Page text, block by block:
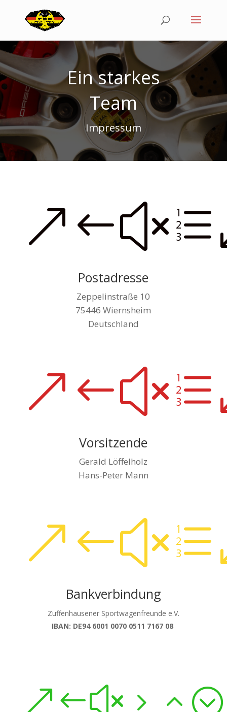
Ein starkes
Team
Impressum
Postadresse
Zeppelinstraße 10
75446 Wiernsheim
Deutschland
Vorsitzende
Gerald Löffelholz
Hans-Peter Mann
Bankverbindung
Zuffenhausener Sportwagenfreunde e.V.
IBAN: DE94 6001 0070 0511 7167 08
&#x52;